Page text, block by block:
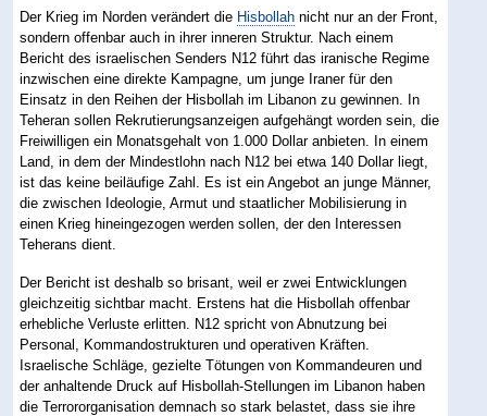
Der Krieg im Norden verändert die Hisbollah nicht nur an der Front,
sondern offenbar auch in ihrer inneren Struktur. Nach einem
Bericht des israelischen Senders N12 führt das iranische Regime
inzwischen eine direkte Kampagne, um junge Iraner für den
Einsatz in den Reihen der Hisbollah im Libanon zu gewinnen. In
Teheran sollen Rekrutierungsanzeigen aufgehängt worden sein, die
Freiwilligen ein Monatsgehalt von 1.000 Dollar anbieten. In einem
Land, in dem der Mindestlohn nach N12 bei etwa 140 Dollar liegt,
ist das keine beiläufige Zahl. Es ist ein Angebot an junge Männer,
die zwischen Ideologie, Armut und staatlicher Mobilisierung in
einen Krieg hineingezogen werden sollen, der den Interessen
Teherans dient.
Der Bericht ist deshalb so brisant, weil er zwei Entwicklungen
gleichzeitig sichtbar macht. Erstens hat die Hisbollah offenbar
erhebliche Verluste erlitten. N12 spricht von Abnutzung bei
Personal, Kommandostrukturen und operativen Kräften.
Israelische Schläge, gezielte Tötungen von Kommandeuren und
der anhaltende Druck auf Hisbollah-Stellungen im Libanon haben
die Terrororganisation demnach so stark belastet, dass sie ihre